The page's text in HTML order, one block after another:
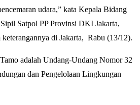
udara,” kata Kepala Bidang
Satpol PP Provinsi DKI Jakarta,
di Jakarta, Rabu (13/12).
adalah Undang-Undang Nomor 32
dan Pengelolaan Lingkungan